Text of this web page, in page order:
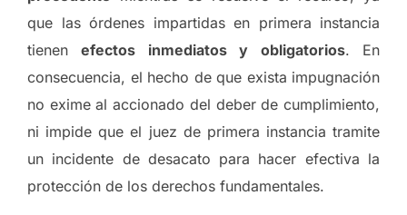
que las órdenes impartidas en primera instancia
tienenefectos inmediatos y obligatorios. En
consecuencia, el hecho de que exista impugnación
no exime al accionado del deber de cumplimiento,
ni impide que el juez de primera instancia tramite
un incidente de desacato para hacer efectiva la
protección de los derechos fundamentales.